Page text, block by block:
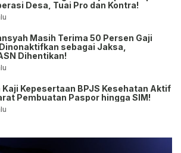
Desa, Tuai Pro dan Kontra!
Masih Terima 50 Persen Gaji
sebagai Jaksa,
Dihentikan!
Kepesertaan BPJS Kesehatan Aktif
Pembuatan Paspor hingga SIM!